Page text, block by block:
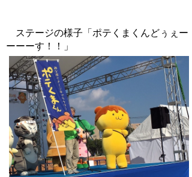
ステージの様子「ポテくまくんどぅぇー
ーーーす！！」